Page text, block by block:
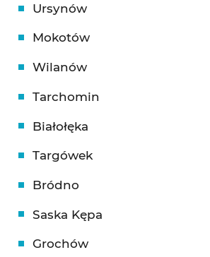
Ursynów
Mokotów
Wilanów
Tarchomin
Białołęka
Targówek
Bródno
Saska Kępa
Grochów